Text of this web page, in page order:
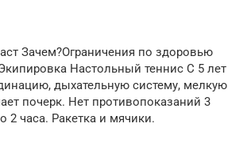
Зачем?Ограничения по здоровью
Настольный теннис С 5 лет
дыхательную систему, мелкую
почерк. Нет противопоказаний 3
2 часа. Ракетка и мячики.